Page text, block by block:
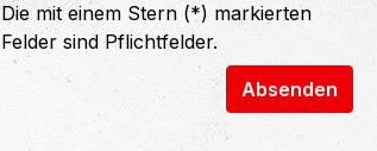
Die mit einem Stern (*) markierten
Felder sind Pflichtfelder.
Absenden